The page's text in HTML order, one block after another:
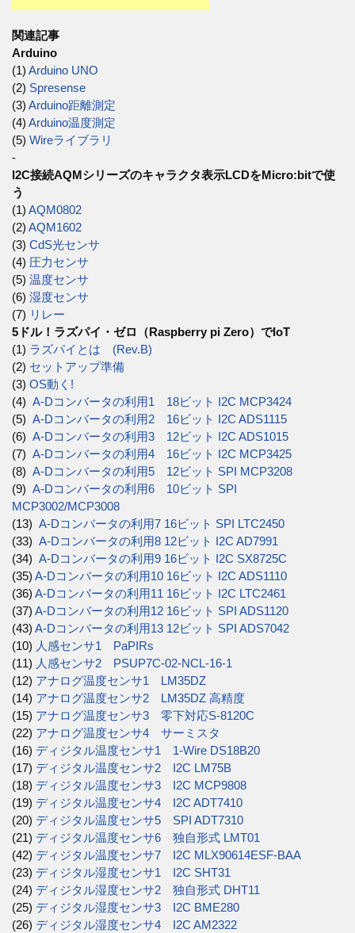
関連記事
Arduino
(1) Arduino UNO
(2) Spresense
(3) Arduino距離測定
(4) Arduino温度測定
(5) Wireライブラリ
-
I2C接続AQMシリーズのキャラクタ表示LCDをMicro:bitで使
う
(1) AQM0802
(2) AQM1602
(3) CdS光センサ
(4) 圧力センサ
(5) 温度センサ
(6) 湿度センサ
(7) リレー
5ドル！ラズパイ・ゼロ（Raspberry pi Zero）でIoT
(1) ラズパイとは (Rev.B)
(2) セットアップ準備
(3) OS動く!
(4) A-Dコンバータの利用1 18ビット I2C MCP3424
(5) A-Dコンバータの利用2 16ビット I2C ADS1115
(6) A-Dコンバータの利用3 12ビット I2C ADS1015
(7) A-Dコンバータの利用4 16ビット I2C MCP3425
(8) A-Dコンバータの利用5 12ビット SPI MCP3208
(9) A-Dコンバータの利用6 10ビット SPI
MCP3002/MCP3008
(13) A-Dコンバータの利用7 16ビット SPI LTC2450
(33) A-Dコンバータの利用8 12ビット I2C AD7991
(34) A-Dコンバータの利用9 16ビット I2C SX8725C
(35) A-Dコンバータの利用10 16ビット I2C ADS1110
(36) A-Dコンバータの利用11 16ビット I2C LTC2461
(37) A-Dコンバータの利用12 16ビット SPI ADS1120
(43) A-Dコンバータの利用13 12ビット SPI ADS7042
(10) 人感センサ1 PaPIRs
(11) 人感センサ2 PSUP7C-02-NCL-16-1
(12) アナログ温度センサ1 LM35DZ
(14) アナログ温度センサ2 LM35DZ 高精度
(15) アナログ温度センサ3 零下対応S-8120C
(22) アナログ温度センサ4 サーミスタ
(16) ディジタル温度センサ1 1-Wire DS18B20
(17) ディジタル温度センサ2 I2C LM75B
(18) ディジタル温度センサ3 I2C MCP9808
(19) ディジタル温度センサ4 I2C ADT7410
(20) ディジタル温度センサ5 SPI ADT7310
(21) ディジタル温度センサ6 独自形式 LMT01
(42) ディジタル温度センサ7 I2C MLX90614ESF-BAA
(23) ディジタル湿度センサ1 I2C SHT31
(24) ディジタル湿度センサ2 独自形式 DHT11
(25) ディジタル湿度センサ3 I2C BME280
(26) ディジタル湿度センサ4 I2C AM2322